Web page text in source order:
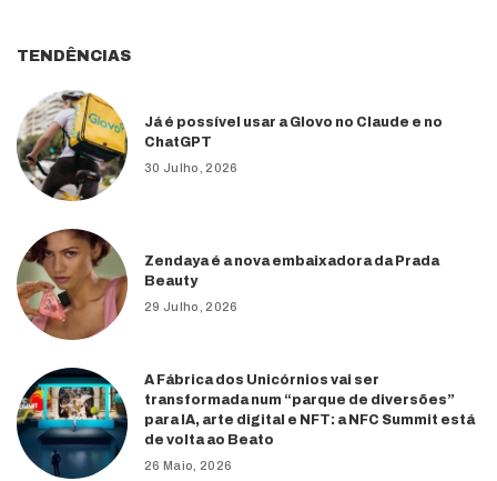
TENDÊNCIAS
Já é possível usar a Glovo no Claude e no
ChatGPT
30 Julho, 2026
Zendaya é a nova embaixadora da Prada
Beauty
29 Julho, 2026
A Fábrica dos Unicórnios vai ser
transformada num “parque de diversões”
para IA, arte digital e NFT: a NFC Summit está
de volta ao Beato
26 Maio, 2026